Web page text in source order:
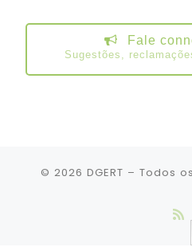
Fale
Sugestões,
© 2026 DGERT – Todos